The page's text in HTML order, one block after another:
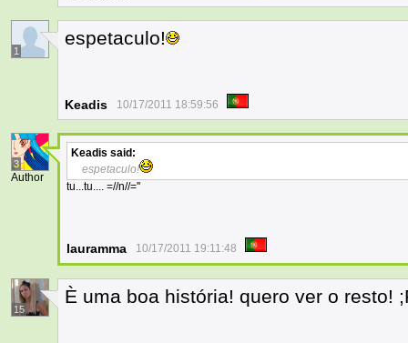
1
espetaculo!
Keadis 10/17/2011 18:59:56
3
Author
Keadis said:
espetaculo!
tu...tu.... =//n//=''
lauramma 10/17/2011 19:11:48
15
È uma boa história! quero ver o resto!